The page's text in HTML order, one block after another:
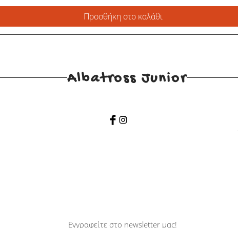
Προσθήκη στο καλάθι
Albatross Junior
Εγγραφείτε στο newsletter μας!